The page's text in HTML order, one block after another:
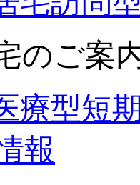
のご案
療型短
報